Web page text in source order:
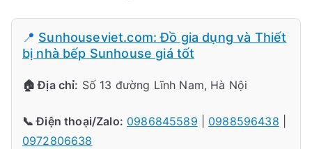
📍 Sunhouseviet.com: Đồ gia dụng và Thiết
bị nhà bếp Sunhouse giá tốt
🏠 Địa chỉ: Số 13 đường Lĩnh Nam, Hà Nội
📞 Điện thoại/Zalo: 0986845589 0988596438
0972806638